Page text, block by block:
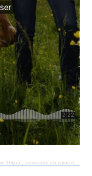
assistante en soins et santé communautaire